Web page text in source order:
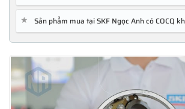
★ Sản phẩm mua tại SKF Ngọc Anh có COCQ